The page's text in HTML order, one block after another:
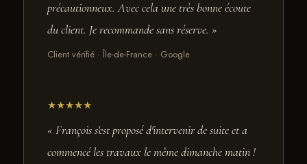
précautionneux. Avec cela une très bonne écoute
du client. Je recommande sans réserve. »
Client vérifié · Île-de-France · Google
★★★★★
« François s'est proposé d'intervenir de suite et a
commencé les travaux le même dimanche matin !